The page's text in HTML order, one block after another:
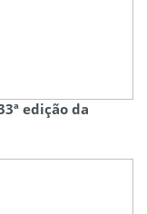
edição da